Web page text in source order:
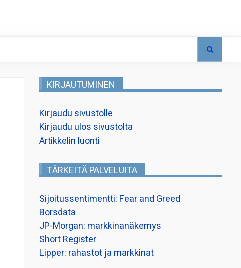
KIRJAUTUMINEN
Kirjaudu sivustolle
Kirjaudu ulos sivustolta
Artikkelin luonti
TÄRKEITÄ PALVELUITA
Sijoitussentimentti: Fear and Greed
Borsdata
JP-Morgan: markkinanäkemys
Short Register
Lipper: rahastot ja markkinat